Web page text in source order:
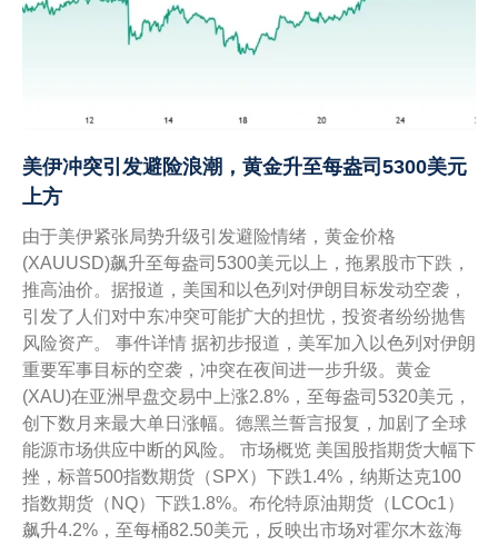
美伊冲突引发避险浪潮，黄金升至每盎司5300美元
上方
由于美伊紧张局势升级引发避险情绪，黄金价格
(XAUUSD)飙升至每盎司5300美元以上，拖累股市下跌，
推高油价。据报道，美国和以色列对伊朗目标发动空袭，
引发了人们对中东冲突可能扩大的担忧，投资者纷纷抛售
风险资产。 事件详情 据初步报道，美军加入以色列对伊朗
重要军事目标的空袭，冲突在夜间进一步升级。黄金
(XAU)在亚洲早盘交易中上涨2.8%，至每盎司5320美元，
创下数月来最大单日涨幅。德黑兰誓言报复，加剧了全球
能源市场供应中断的风险。 市场概览 美国股指期货大幅下
挫，标普500指数期货（SPX）下跌1.4%，纳斯达克100
指数期货（NQ）下跌1.8%。布伦特原油期货（LCOc1）
飙升4.2%，至每桶82.50美元，反映出市场对霍尔木兹海